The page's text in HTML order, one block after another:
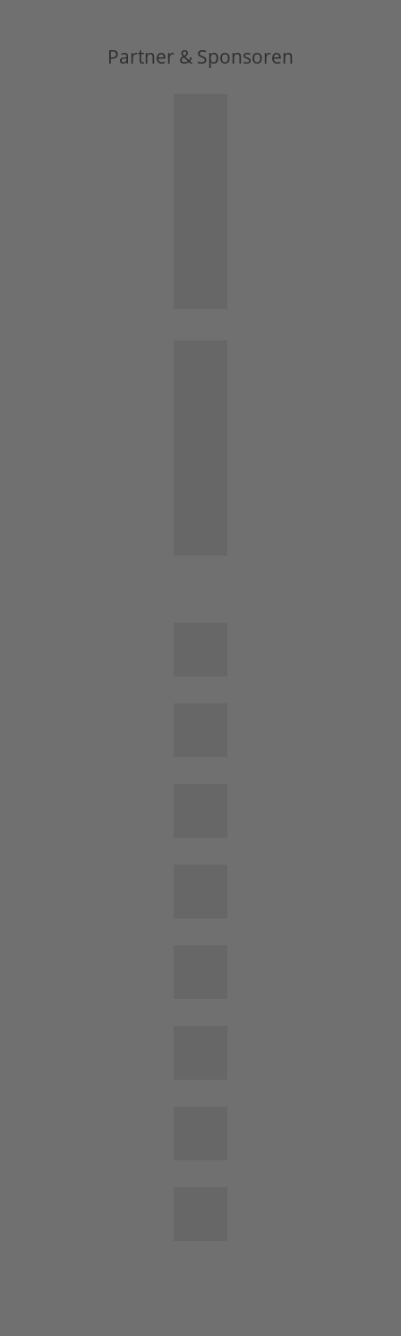
Partner & Sponsoren